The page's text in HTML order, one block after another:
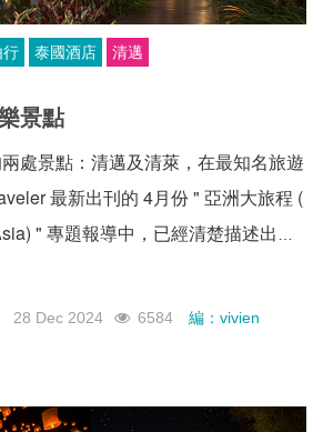
行 泰國酒店 清邁
景點
處景點：清邁及清萊，在最知名旅遊
最新出刊的 4月份 " 亞洲大旅程 (
" 專題報導中，已經清楚描述出它
生一次的旅程 “中，花費將近 2個月時
訪了位於斯里蘭卡、印度、尼泊爾、
共住宿 40間旅館。清邁及清萊含蓋在
28 Dec 2024 6584 編：vivien